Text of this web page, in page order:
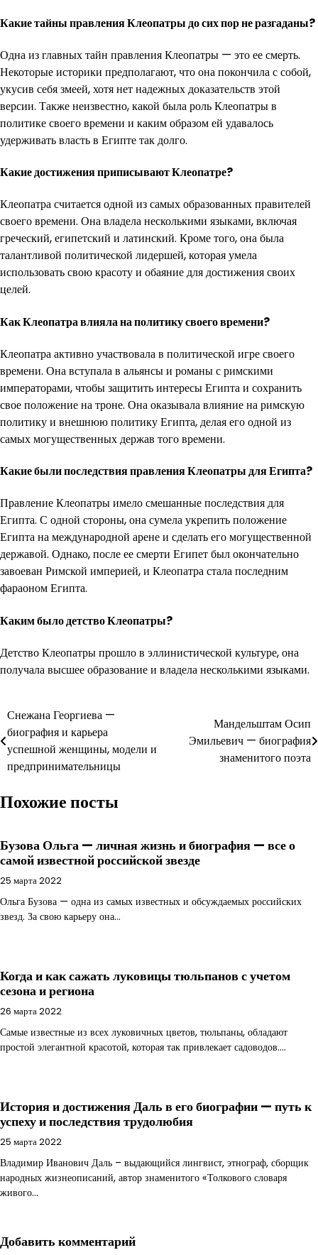
Какие тайны правления Клеопатры до сих пор не разгаданы?
Одна из главных тайн правления Клеопатры — это ее смерть.
Некоторые историки предполагают, что она покончила с собой,
укусив себя змеей, хотя нет надежных доказательств этой
версии. Также неизвестно, какой была роль Клеопатры в
политике своего времени и каким образом ей удавалось
удерживать власть в Египте так долго.
Какие достижения приписывают Клеопатре?
Клеопатра считается одной из самых образованных правителей
своего времени. Она владела несколькими языками, включая
греческий, египетский и латинский. Кроме того, она была
талантливой политической лидершей, которая умела
использовать свою красоту и обаяние для достижения своих
целей.
Как Клеопатра влияла на политику своего времени?
Клеопатра активно участвовала в политической игре своего
времени. Она вступала в альянсы и романы с римскими
императорами, чтобы защитить интересы Египта и сохранить
свое положение на троне. Она оказывала влияние на римскую
политику и внешнюю политику Египта, делая его одной из
самых могущественных держав того времени.
Какие были последствия правления Клеопатры для Египта?
Правление Клеопатры имело смешанные последствия для
Египта. С одной стороны, она сумела укрепить положение
Египта на международной арене и сделать его могущественной
державой. Однако, после ее смерти Египет был окончательно
завоеван Римской империей, и Клеопатра стала последним
фараоном Египта.
Каким было детство Клеопатры?
Детство Клеопатры прошло в эллинистической культуре, она
получала высшее образование и владела несколькими языками.
Навигация
по
записям
Снежана Георгиева —
биография и карьера
успешной женщины, модели и
предпринимательницы
Мандельштам Осип
Эмильевич — биография
знаменитого поэта
Похожие посты
Бузова Ольга — личная жизнь и биография — все о
самой известной российской звезде
25 марта 2022
Ольга Бузова — одна из самых известных и обсуждаемых российских
звезд. За свою карьеру она…
Когда и как сажать луковицы тюльпанов с учетом
сезона и региона
26 марта 2022
Самые известные из всех луковичных цветов, тюльпаны, обладают
простой элегантной красотой, которая так привлекает садоводов.…
История и достижения Даль в его биографии — путь к
успеху и последствия трудолюбия
25 марта 2022
Владимир Иванович Даль – выдающийся лингвист, этнограф, сборщик
народных жизнеописаний, автор знаменитого «Толкового словаря
живого…
Добавить комментарий